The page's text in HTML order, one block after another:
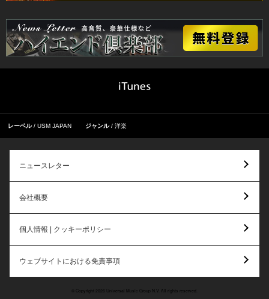
レーベル USM JAPAN ジャンル 洋楽
ニュースレター
会社概要
個人情報 | クッキーポリシー
ウェブサイトにおける免責事項
© Copyright 2026 Universal Music Group N.V. All rights reserved.